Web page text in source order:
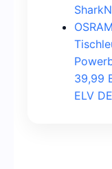
39,99
ELV DE